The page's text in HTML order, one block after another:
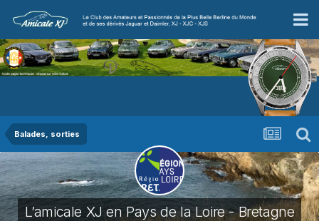
Balades, sorties
L’amicale XJ en Pays de la Loire - Bretagne